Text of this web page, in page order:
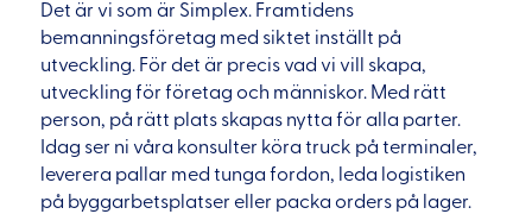
Det är vi som är Simplex. Framtidens
bemanningsföretag med siktet inställt på
utveckling. För det är precis vad vi vill skapa,
utveckling för företag och människor. Med rätt
person, på rätt plats skapas nytta för alla parter.
Idag ser ni våra konsulter köra truck på terminaler,
leverera pallar med tunga fordon, leda logistiken
på byggarbetsplatser eller packa orders på lager.